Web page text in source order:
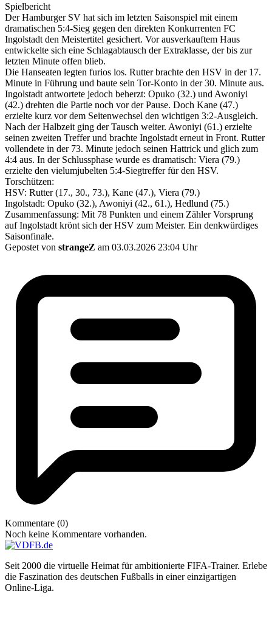
Spielbericht
Der Hamburger SV hat sich im letzten Saisonspiel mit einem
dramatischen 5:4-Sieg gegen den direkten Konkurrenten FC
Ingolstadt den Meistertitel gesichert. Vor ausverkauftem Haus
entwickelte sich eine Schlagabtausch der Extraklasse, der bis zur
letzten Minute offen blieb.
Die Hanseaten legten furios los. Rutter brachte den HSV in der 17.
Minute in Führung und baute sein Tor-Konto in der 30. Minute aus.
Ingolstadt antwortete jedoch beherzt: Opuko (32.) und Awoniyi
(42.) drehten die Partie noch vor der Pause. Doch Kane (47.)
erzielte kurz vor dem Seitenwechsel den wichtigen 3:2-Ausgleich.
Nach der Halbzeit ging der Tausch weiter. Awoniyi (61.) erzielte
seinen zweiten Treffer und brachte Ingolstadt erneut in Front. Rutter
vollendete in der 73. Minute jedoch seinen Hattrick und glich zum
4:4 aus. In der Schlussphase wurde es dramatisch: Viera (79.)
erzielte den vielumjubelten 5:4-Siegtreffer für den HSV.
Torschützen:
HSV: Rutter (17., 30., 73.), Kane (47.), Viera (79.)
Ingolstadt: Opuko (32.), Awoniyi (42., 61.), Hedlund (75.)
Zusammenfassung: Mit 78 Punkten und einem Zähler Vorsprung
auf Ingolstadt krönt sich der HSV zum Meister. Ein denkwürdiges
Saisonfinale.
Gepostet von strangeZ am 03.03.2026 23:04 Uhr
Kommentare (0)
Noch keine Kommentare vorhanden.
Seit 2000 die virtuelle Heimat für ambitionierte FIFA-Trainer. Erlebe
die Faszination des deutschen Fußballs in einer einzigartigen
Online-Liga.